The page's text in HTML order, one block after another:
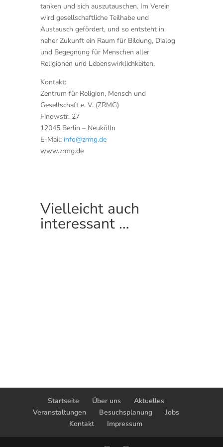
tanken und sich auszutauschen. Im Verein
wird gesellschaftliche Teilhabe und
Austausch gefördert, und so entsteht in
naher Zukunft ein Raum für Bildung, Dialog
und Begegnung für Menschen aller
Religionen und Lebenswirklichkeiten.
Kontakt:
Zentrum für Religion, Mensch und
Gesellschaft e. V. (ZRMG)
Finowstr. 27
12045 Berlin – Neukölln
E-Mail: info@zrmg.de
www.zrmg.de
Vielleicht auch
interessant …
Startseite Über uns
Aktuelles
Veranstaltungen
Besuchsplanung
Jobs
Kontakt
Impressum